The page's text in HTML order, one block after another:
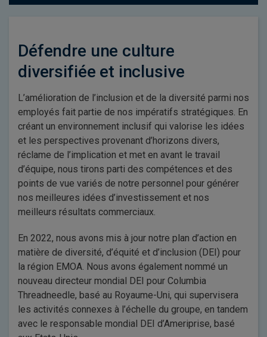
Défendre une culture
diversifiée et inclusive
L’amélioration de l’inclusion et de la diversité parmi nos
employés fait partie de nos impératifs stratégiques. En
créant un environnement inclusif qui valorise les idées
et les perspectives provenant d’horizons divers,
réclame de l’implication et met en avant le travail
d’équipe, nous tirons parti des compétences et des
points de vue variés de notre personnel pour générer
nos meilleures idées d’investissement et nos
meilleurs résultats commerciaux.
En 2022, nous avons mis à jour notre plan d’action en
matière de diversité, d’équité et d’inclusion (DEI) pour
la région EMOA. Nous avons également nommé un
nouveau directeur mondial DEI pour Columbia
Threadneedle, basé au Royaume-Uni, qui supervisera
les activités connexes à l’échelle du groupe, en tandem
avec le responsable mondial DEI d’Ameriprise, basé